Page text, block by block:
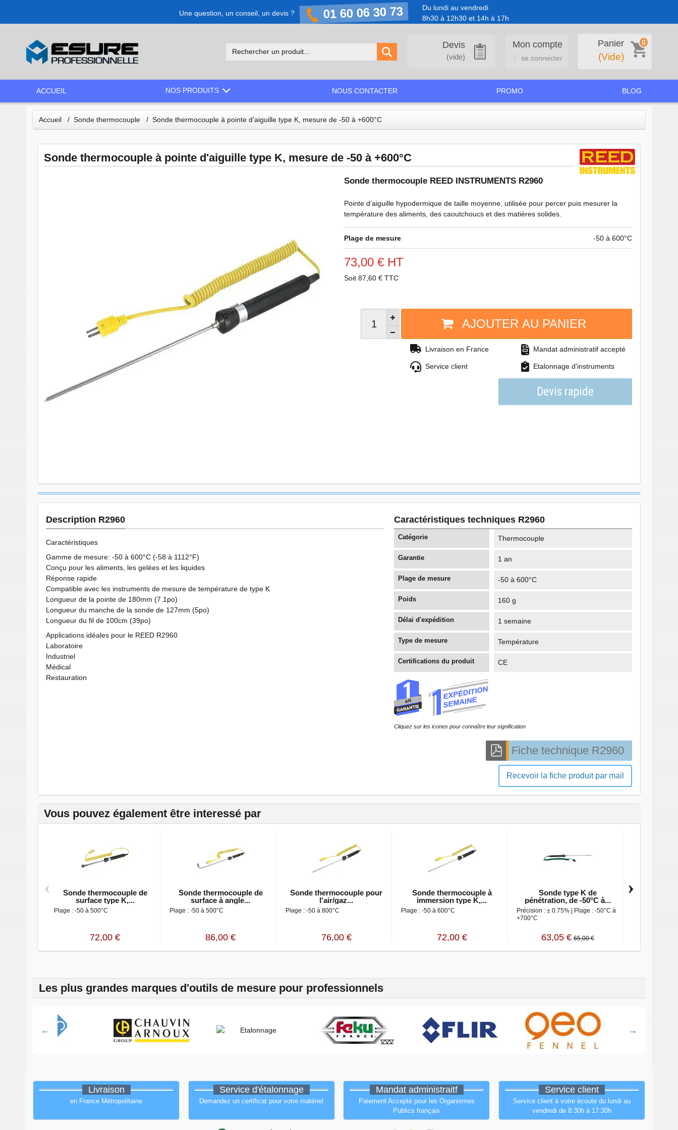
Une question, un conseil, un devis ? 01 60 06 30 73
Du lundi au vendredi
8h30 à 12h30 et 14h à 17h
Panier
(Vide)
0
Mon compte
se connecter
Devis
(vide)
ACCUEIL NOS PRODUITS NOUS CONTACTER PROMO BLOG
Accueil Sonde thermocouple Sonde thermocouple à pointe d'aiguille type K, mesure de -50 à +600°C
Sonde thermocouple à pointe d'aiguille type K, mesure de -50 à +600°C
Sonde thermocouple REED INSTRUMENTS R2960
Pointe d’aiguille hypodermique de taille moyenne, utilisée pour percer puis mesurer la
température des aliments, des caoutchoucs et des matières solides.
Plage de mesure -50 à 600°C
73,00 € HT
Soit 87,60 € TTC
AJOUTER AU PANIER
Livraison en France Mandat administratif accepté
Service client Etalonnage d'instruments
Description R2960
Caractéristiques
Gamme de mesure: -50 à 600°C (-58 à 1112°F)
Conçu pour les aliments, les gelées et les liquides
Réponse rapide
Compatible avec les instruments de mesure de température de type K
Longueur de la pointe de 180mm (7.1po)
Longueur du manche de la sonde de 127mm (5po)
Longueur du fil de 100cm (39po)
Applications idéales pour le REED R2960
Laboratoire
Industriel
Médical
Restauration
Caractéristiques techniques R2960
Catégorie Thermocouple
Garantie 1 an
Plage de mesure -50 à 600°C
Poids 160 g
Délai d'expédition 1 semaine
Type de mesure Température
Certifications du produit CE
Cliquez sur les icones pour connaître leur signification
Recevoir la fiche produit par mail
Vous pouvez également être interessé par
Sonde thermocouple de
surface type K,...
Plage : -50 à 500°C
72,00 €
Sonde thermocouple de
surface à angle...
Plage : -50 à 500°C
86,00 €
Sonde thermocouple pour
l'air/gaz...
Plage : -50 à 800°C
76,00 €
Sonde thermocouple à
immersion type K,...
Plage : -50 à 600°C
72,00 €
Sonde type K de
pénétration, de -50°C à...
Précision : ± 0.75% | Plage : -50°C à
+700°C
63,05 € 65,00 €
‹ ›
Les plus grandes marques d'outils de mesure pour professionnels
Livraison
en France Métropolitaine
Service d'étalonnage
Demandez un certificat pour votre matériel
Mandat administraitf
Paiement Accepté pour les Organismes
Publics français
Service client
Service client à votre écoute du lundi au
vendredi de 8:30h à 17:30h